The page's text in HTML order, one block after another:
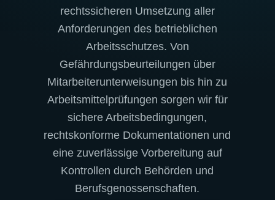
rechtssicheren Umsetzung aller
Anforderungen des betrieblichen
Arbeitsschutzes. Von
Gefährdungsbeurteilungen über
Mitarbeiterunterweisungen bis hin zu
Arbeitsmittelprüfungen sorgen wir für
sichere Arbeitsbedingungen,
rechtskonforme Dokumentationen und
eine zuverlässige Vorbereitung auf
Kontrollen durch Behörden und
Berufsgenossenschaften.